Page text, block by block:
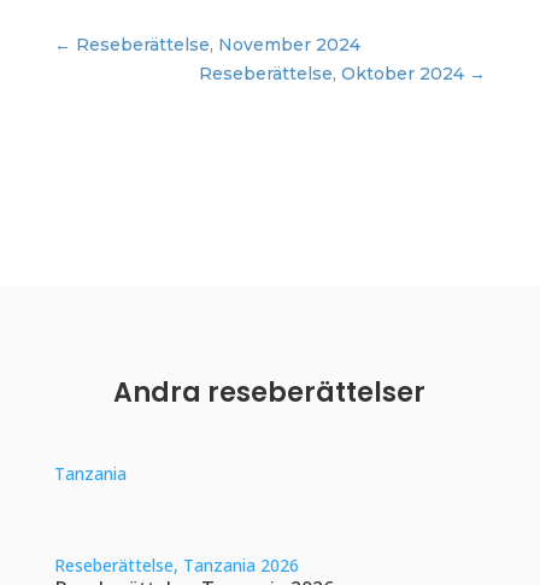
← Reseberättelse, November 2024
Reseberättelse, Oktober 2024 →
Andra reseberättelser
Tanzania
Reseberättelse, Tanzania 2026